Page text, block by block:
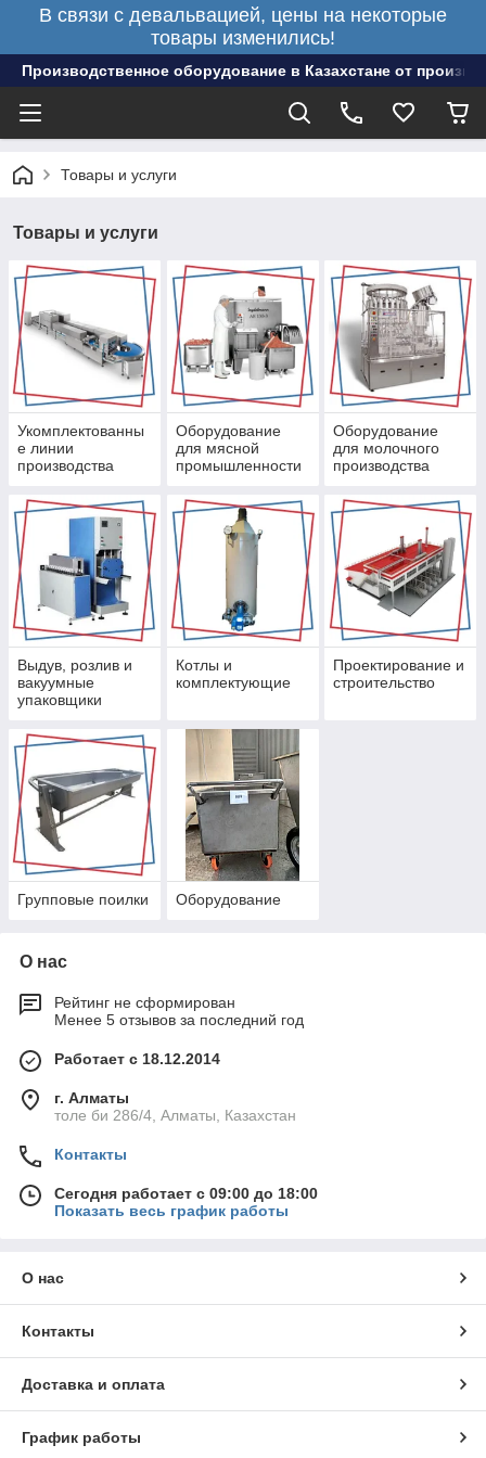
В связи с девальвацией, цены на некоторые
товары изменились!
Производственное оборудование в Казахстане от
Товары и услуги
Товары и услуги
Укомплектованны
е линии
производства
Оборудование
для мясной
промышленности
Оборудование
для молочного
производства
Выдув, розлив и
вакуумные
упаковщики
Котлы и
комплектующие
Проектирование и
строительство
Групповые поилки Оборудование
О нас
Рейтинг не сформирован
Менее 5 отзывов за последний год
Работает с 18.12.2014
г. Алматы
толе би 286/4, Алматы, Казахстан
Контакты
Сегодня работает с 09:00 до 18:00
Показать весь график работы
О нас
Контакты
Доставка и оплата
График работы